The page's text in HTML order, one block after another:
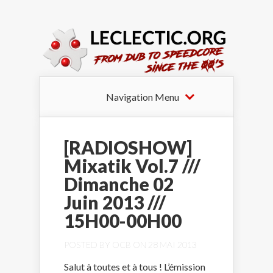
Navigation Menu
[RADIOSHOW]
Mixatik Vol.7 ///
Dimanche 02
Juin 2013 ///
15H00-00H00
POSTED BY OCB ON 28 MAI 2013
Salut à toutes et à tous ! L’émission